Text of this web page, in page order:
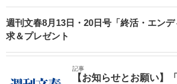
週刊文春8月13日・20日号「終活・エン
求＆プレゼント
記事
【お知らせとお願い】